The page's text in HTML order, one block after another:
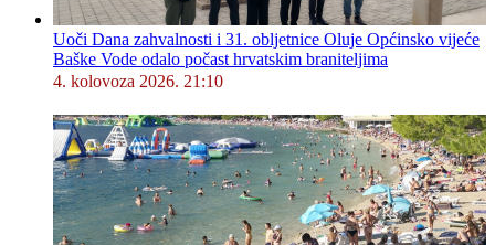
Uoči Dana zahvalnosti i 31. obljetnice Oluje Općinsko vijeće
Baške Vode odalo počast hrvatskim braniteljima
4. kolovoza 2026. 21:10